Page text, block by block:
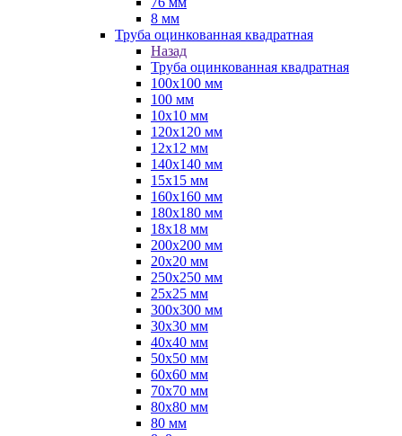
8 мм
Труба оцинкованная квадратная
Назад
Труба оцинкованная квадратная
100х100 мм
100 мм
10х10 мм
120х120 мм
12х12 мм
140х140 мм
15х15 мм
160х160 мм
180х180 мм
18х18 мм
200х200 мм
20х20 мм
250х250 мм
25х25 мм
300х300 мм
30х30 мм
40х40 мм
50х50 мм
60х60 мм
70х70 мм
80х80 мм
80 мм